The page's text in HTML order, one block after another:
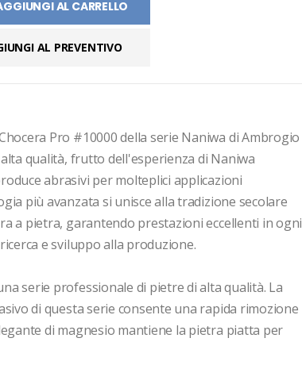
AL CARRELLO
AL PREVENTIVO
Pro #10000 della serie Naniwa di Ambrogio
qualità, frutto dell'esperienza di Naniwa
abrasivi per molteplici applicazioni
più avanzata si unisce alla tradizione secolare
a pietra, garantendo prestazioni eccellenti in ogni
e sviluppo alla produzione.
serie professionale di pietre di alta qualità. La
di questa serie consente una rapida rimozione
di magnesio mantiene la pietra piatta per